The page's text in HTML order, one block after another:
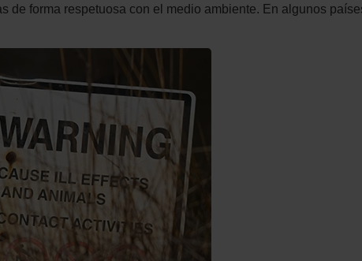
forma respetuosa con el medio ambiente. En algunos